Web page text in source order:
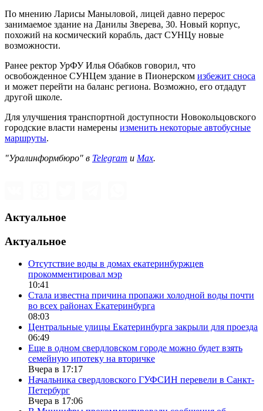
По мнению Ларисы Маныловой, лицей давно перерос
занимаемое здание на Данилы Зверева, 30. Новый корпус,
похожий на космический корабль, даст СУНЦу новые
возможности.
Ранее ректор УрФУ Илья Обабков говорил, что
освобожденное СУНЦем здание в Пионерском избежит сноса
и может перейти на баланс региона. Возможно, его отдадут
другой школе.
Для улучшения транспортной доступности Новокольцовского
городские власти намерены изменить некоторые автобусные
маршруты.
"Уралинформбюро" в Telegram и Max.
Актуальное
Актуальное
Отсутствие воды в домах екатеринбуржцев
прокомментировал мэр
10:41
Стала известна причина пропажи холодной воды почти
во всех районах Екатеринбурга
08:03
Центральные улицы Екатеринбурга закрыли для проезда
06:49
Еще в одном свердловском городе можно будет взять
семейную ипотеку на вторичке
Вчера в 17:17
Начальника свердловского ГУФСИН перевели в Санкт-
Петербург
Вчера в 17:06